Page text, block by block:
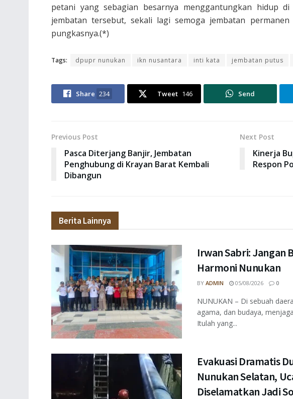
petani yang sebagian besarnya menggantungkan hidup
jembatan tersebut, sekali lagi semoga jembatan
pungkasnya.(*)
Tags: dpupr nunukan ikn nusantara inti kata jembatan putus
Share 234 Tweet 146 Send
Previous Post
Pasca Diterjang Banjir, Jembatan
Penghubung di Krayan Barat Kembali
Dibangun
Next Post
Kinerja
Respon
Berita Lainnya
Irwan Sabri: Jangan
Harmoni Nunukan
BY ADMIN 05/08/2026 0
NUNUKAN – Di sebuah
agama, dan budaya,
Itulah yang...
Evakuasi Dramatis
Nunukan Selatan,
Diselamatkan Jadi